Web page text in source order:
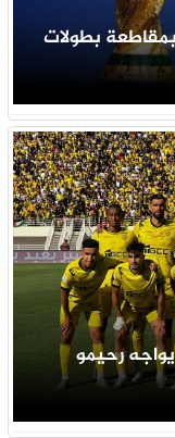
بمقاطعة بطولات
رحيمو